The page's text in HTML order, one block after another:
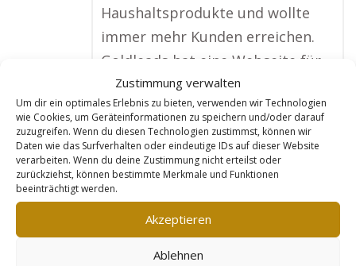
Zustimmung verwalten
Um dir ein optimales Erlebnis zu bieten, verwenden wir Technologien
wie Cookies, um Geräteinformationen zu speichern und/oder darauf
zuzugreifen. Wenn du diesen Technologien zustimmst, können wir
Daten wie das Surfverhalten oder eindeutige IDs auf dieser Website
verarbeiten. Wenn du deine Zustimmung nicht erteilst oder
zurückziehst, können bestimmte Merkmale und Funktionen
beeinträchtigt werden.
Akzeptieren
Ablehnen
Haushaltsprodukte und wollte
immer mehr Kunden erreichen.
Goldleads hat eine Webseite für
mich erstellt, die perfekt auf
meinen Shop abgestimmt ist. Sie
optimieren jedes Produkt für
Suchmaschinen, und seitdem
haben sich meine Verkäufe
deutlich gesteigert. Besonders
spannend ist, dass ich jetzt auch
Kunden aus Österreich und der